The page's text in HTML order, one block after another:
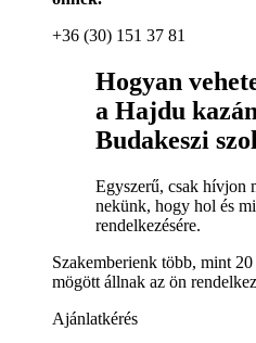
+36 (30) 151 37 81
Hogyan
a Hajdu
Budakeszi
Egyszerű, csak hívjon
nekünk, hogy hol és
rendelkezésére.
Szakemberienk több, mint
mögött állnak az ön
Ajánlatkérés